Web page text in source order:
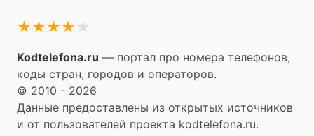
★
★
★
★
★
Kodtelefona.ru — портал про номера телефонов,
коды стран, городов и операторов.
© 2010 - 2026
Данные предоставлены из открытых источников
и от пользователей проекта kodtelefona.ru.